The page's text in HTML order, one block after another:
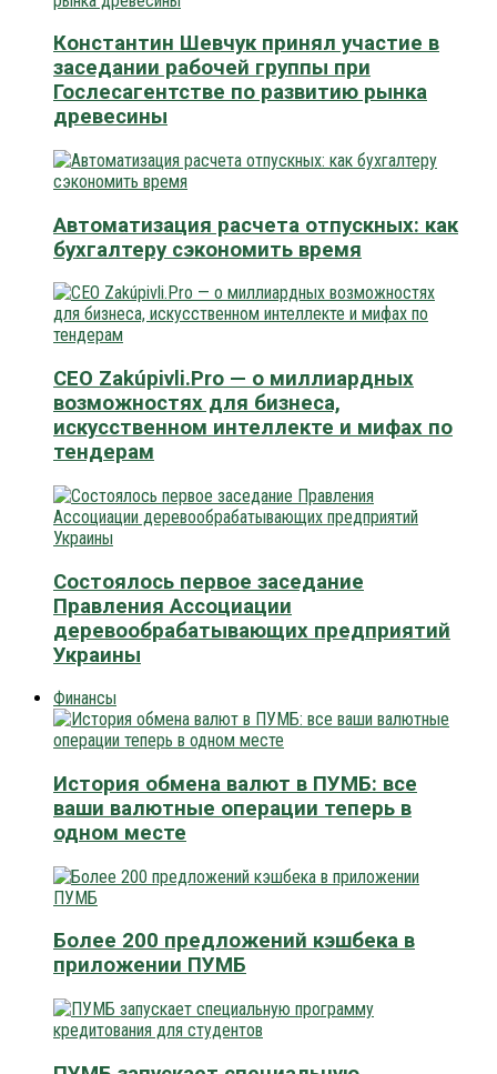
Константин Шевчук принял участие в
заседании рабочей группы при
Гослесагентстве по развитию рынка
древесины
Автоматизация расчета отпускных: как
бухгалтеру сэкономить время
CEO Zakúpivli.Pro — о миллиардных
возможностях для бизнеса,
искусственном интеллекте и мифах по
тендерам
Состоялось первое заседание
Правления Ассоциации
деревообрабатывающих предприятий
Украины
Финансы
История обмена валют в ПУМБ: все
ваши валютные операции теперь в
одном месте
Более 200 предложений кэшбека в
приложении ПУМБ